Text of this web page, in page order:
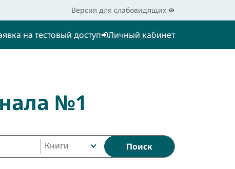
Версия для слабовидящих
на тестовый доступ Личный кабинет
№1
Книги Поиск